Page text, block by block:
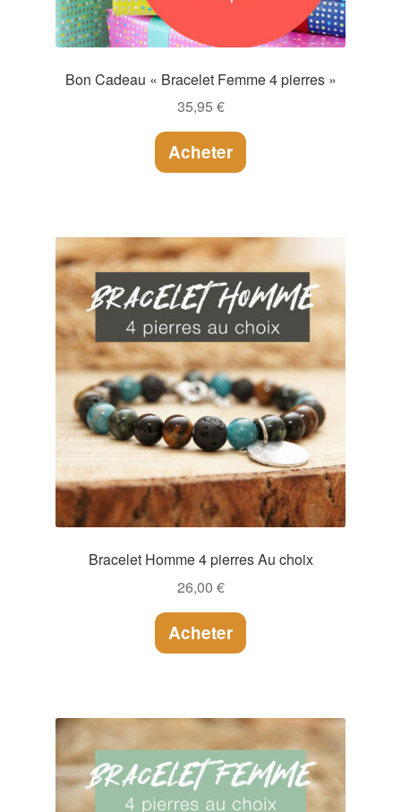
Bon Cadeau « Bracelet Femme 4 pierres »
35,95 €
Acheter
Bracelet Homme 4 pierres Au choix
26,00 €
Acheter